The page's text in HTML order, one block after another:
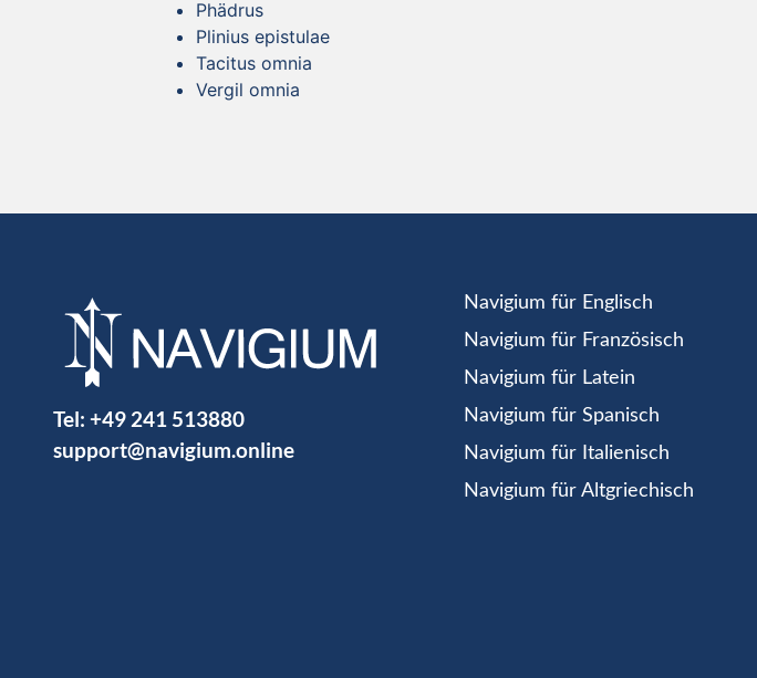
Phädrus
Plinius epistulae
Tacitus omnia
Vergil omnia
Tel: +49 241 513880
support@navigium.online
Navigium für Englisch
Navigium für Französisch
Navigium für Latein
Navigium für Spanisch
Navigium für Italienisch
Navigium für Altgriechisch